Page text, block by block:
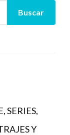
SERIES,
Y